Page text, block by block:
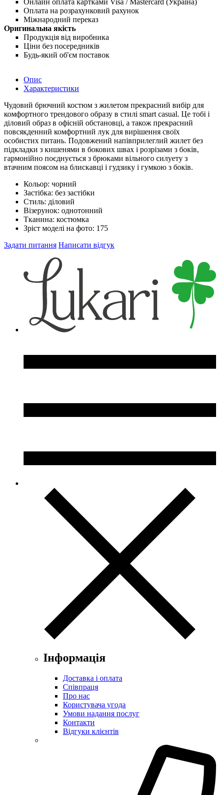
Онлайн оплата картками Visa / Mastercard (Україна)
Оплата на розрахунковий рахунок
Міжнародний переказ
Оригинальна якість
Продукція від виробника
Ціни без посередників
Будь-який об'єм поставок
Опис
Характеристики
Чудовий брючний костюм з жилетом прекрасний вибір для
комфортного трендового образу в стилі smart casual. Це тобі і
діловий образ в офісній обстановці, а також прекрасний
повсякденний комфортний лук для вирішення своїх
особистих питань. Подовжений напівприлеглий жилет без
підкладки з кишенями в бокових швах і розрізами з боків,
гармонійно поєднується з брюками вільного силуету з
втачним поясом на блискавці і гудзику і гумкою з боків.
Кольор: чорний
Застібка: без застібки
Стиль: діловий
Візерунок: однотонний
Тканина: костюмка
Зріст моделі на фото: 175
Задати питання Написати відгук
Інформація
Доставка і оплата
Співпраця
Про нас
Користувача угода
Умови надання послуг
Контакти
Відгуки клієнтів